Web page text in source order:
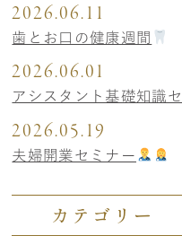
2026.06.11
歯とお口の健康週間
2026.06.01
アシスタント基礎知識
2026.05.19
夫婦開業セミナー
カテゴリー